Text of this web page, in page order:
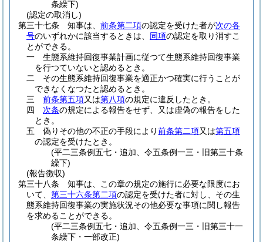
条繰下)
(認定の取消し)
第三十七条
知事は、 前条第二項の認定を受けた者が次の各
号のいずれかに該当するときは、 同項の認定を取り消すこ
とができる。
一
生態系維持回復事業計画に従つて生態系維持回復事業
を行つていないと認めるとき。
二
その生態系維持回復事業を適正かつ確実に行うことが
できなくなつたと認めるとき。
三
前条第五項又は第八項の規定に違反したとき。
四
次条の規定による報告をせず、又は虚偽の報告をした
とき。
五
偽りその他の不正の手段により前条第二項又は第五項
の認定を受けたとき。
(平二三条例五七・追加、令五条例一三・旧第三十条
繰下)
(報告徴収)
第三十八条
知事は、この章の規定の施行に必要な限度にお
いて、 第三十六条第二項の認定を受けた者に対し、その生
態系維持回復事業の実施状況その他必要な事項に関し報告
を求めることができる。
(平二三条例五七・追加、令五条例一三・旧第三十一
条繰下・一部改正)